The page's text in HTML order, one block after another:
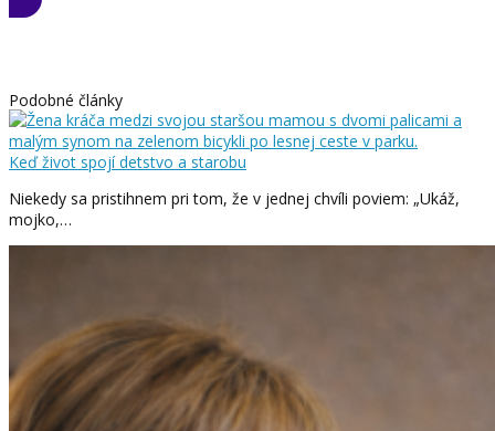
Podobné články
Keď život spojí detstvo a starobu
Niekedy sa pristihnem pri tom, že v jednej chvíli poviem: „Ukáž,
mojko,…